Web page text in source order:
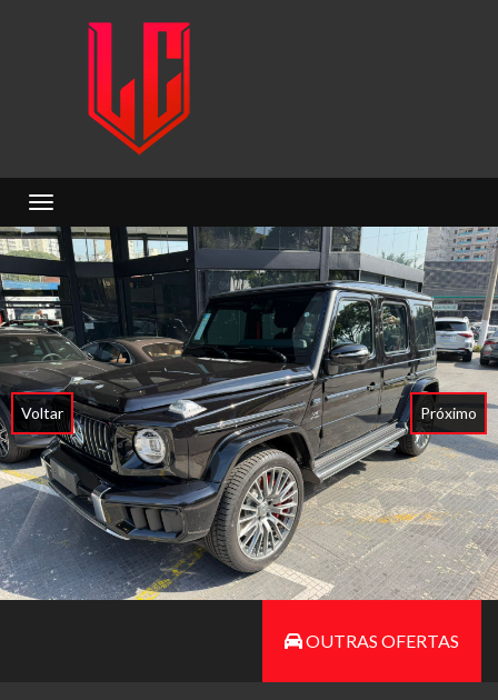
Toggle navigation
Voltar Próximo
OUTRAS OFERTAS